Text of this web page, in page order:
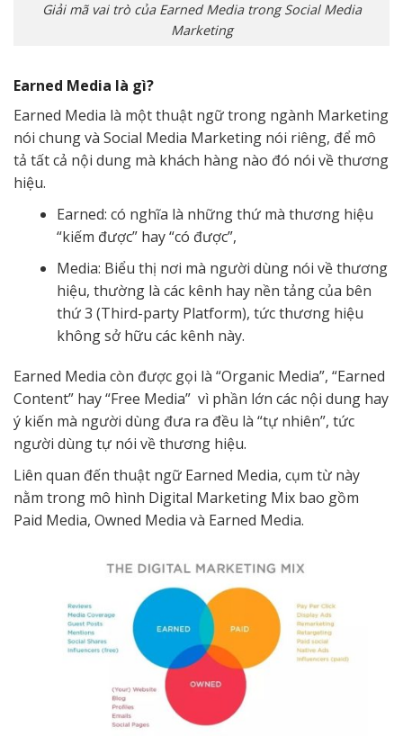
Giải mã vai trò của Earned Media trong Social Media
Marketing
Earned Media là gì?
Earned Media là một thuật ngữ trong ngành Marketing
nói chung và Social Media Marketing nói riêng, để mô
tả tất cả nội dung mà khách hàng nào đó nói về thương
hiệu.
Earned: có nghĩa là những thứ mà thương hiệu
“kiếm được” hay “có được”,
Media: Biểu thị nơi mà người dùng nói về thương
hiệu, thường là các kênh hay nền tảng của bên
thứ 3 (Third-party Platform), tức thương hiệu
không sở hữu các kênh này.
Earned Media còn được gọi là “Organic Media”, “Earned
Content” hay “Free Media” vì phần lớn các nội dung hay
ý kiến mà người dùng đưa ra đều là “tự nhiên”, tức
người dùng tự nói về thương hiệu.
Liên quan đến thuật ngữ Earned Media, cụm từ này
nằm trong mô hình Digital Marketing Mix bao gồm
Paid Media, Owned Media và Earned Media.